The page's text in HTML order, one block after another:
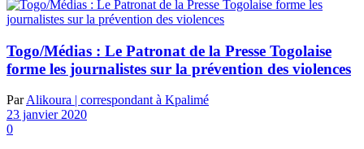
Togo/Médias : Le Patronat de la Presse Togolaise
forme les journalistes sur la prévention des violences
Par Alikoura | correspondant à Kpalimé
23 janvier 2020
0